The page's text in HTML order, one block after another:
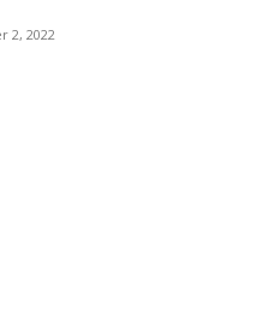
2, 2022